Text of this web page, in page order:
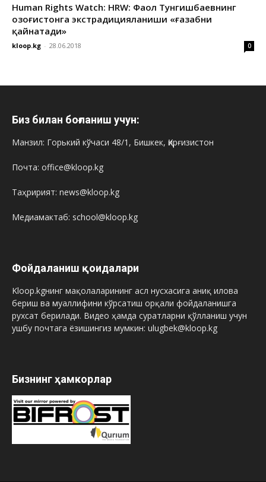
Human Rights Watch: HRW: Фаол Тунгишбаевнинг
Қозоғистонга экстрадицияланиши «ғазабни
қайнатади»
kloop.kg - 28.06.2018 0
Биз билан боғланиш учун:
Манзил: Горький кўчаси 48/1, Бишкек, Қирғизистон
Почта: office@kloop.kg
Таҳририят: news@kloop.kg
Медиамактаб: school@kloop.kg
Фойдаланиш қоидалари
Kloop.kgнинг мақолаларининг асл нусхасига аниқ илова
бериш ва муаллифини кўрсатиш орқали фойдаланишга
рухсат берилади. Видео ҳамда суратларни қўлланиш учун
ушбу почтага ёзишингиз мумкин: ulugbek@kloop.kg
Бизнинг ҳамкорлар